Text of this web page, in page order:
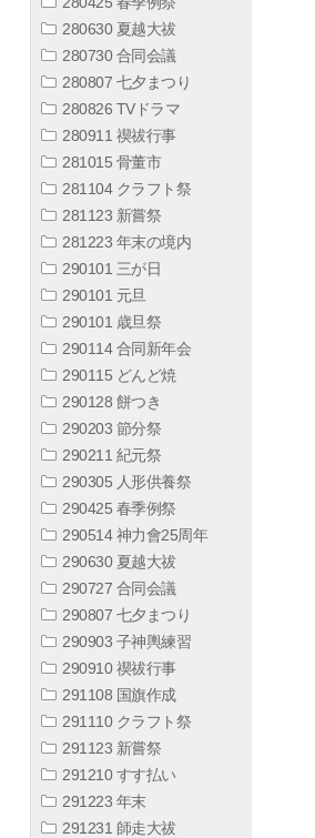
280630 夏越大祓
280730 合同会議
280807 七夕まつり
280826 TVドラマ
280911 禊祓行事
281015 骨董市
281104 クラフト祭
281123 新嘗祭
281223 年末の境内
290101 三が日
290101 元旦
290101 歳旦祭
290114 合同新年会
290115 どんど焼
290128 餅つき
290203 節分祭
290211 紀元祭
290305 人形供養祭
290425 春季例祭
290514 神力會25周年
290630 夏越大祓
290727 合同会議
290807 七夕まつり
290903 子神輿練習
290910 禊祓行事
291108 国旗作成
291110 クラフト祭
291123 新嘗祭
291210 すす払い
291223 年末
291231 師走大祓